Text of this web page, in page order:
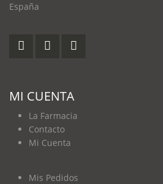
España
MI CUENTA
La Farmacia
Contacto
Mi Cuenta
Mis Pedidos